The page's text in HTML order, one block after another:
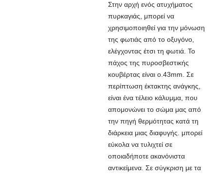
Στην αρχή ενός ατυχήματος
πυρκαγιάς, μπορεί να
χρησιμοποιηθεί για την μόνωση
της φωτιάς από το οξυγόνο,
ελέγχοντας έτσι τη φωτιά. Το
πάχος της πυροσβεστικής
κουβέρτας είναι o.43mm. Σε
περίπτωση έκτακτης ανάγκης,
είναι ένα τέλειο κάλυμμα, που
απομονώνει το σώμα μας από
την πηγή θερμότητας κατά τη
διάρκεια μιας διαφυγής. μπορεί
εύκολα να τυλιχτεί σε
οποιαδήποτε ακανόνιστα
αντικείμενα. Σε σύγκριση με τα